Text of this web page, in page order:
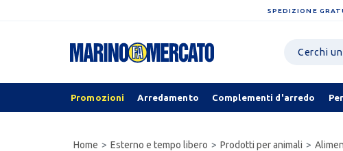
SPEDIZIONE
Promozioni Arredamento Complementi d'arredo
Home Esterno e tempo libero Prodotti per animali